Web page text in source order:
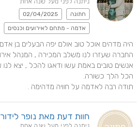
חתונה 02/04/2025
אדמה - מתחם לאירועים וכנסים
תודה רבה לאדמה על חוויה מדהימה .
חוות דעת מאת נופר לידור